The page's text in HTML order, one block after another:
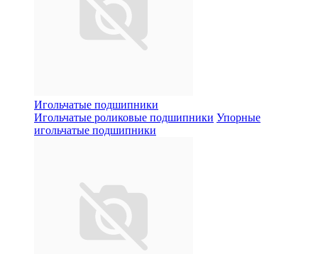
Игольчатые подшипники
Игольчатые роликовые подшипники Упорные
игольчатые подшипники